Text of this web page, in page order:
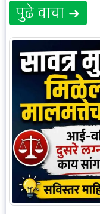
पुढे वाचा ➜